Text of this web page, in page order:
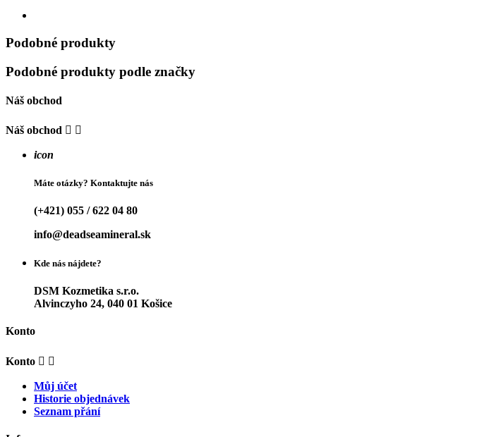
Podobné produkty
Podobné produkty podle značky
Náš obchod
Náš obchod  
icon
Máte otázky? Kontaktujte nás
(+421) 055 / 622 04 80
info@deadseamineral.sk
Kde nás nájdete?
DSM Kozmetika s.r.o.
Alvinczyho 24, 040 01 Košice
Konto
Konto  
Můj účet
Historie objednávek
Seznam přání